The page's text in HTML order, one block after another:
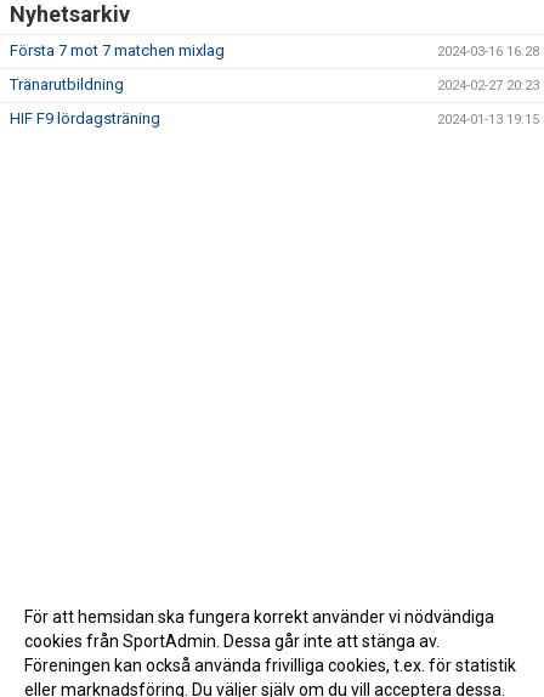
Nyhetsarkiv
Första 7 mot 7 matchen mixlag 2024-03-16 16:28
Tränarutbildning 2024-02-27 20:23
HIF F9 lördagsträning 2024-01-13 19:15
För att hemsidan ska fungera korrekt använder vi nödvändiga
cookies från SportAdmin. Dessa går inte att stänga av.
Föreningen kan också använda frivilliga cookies, t.ex. för statistik
eller marknadsföring. Du väljer själv om du vill acceptera dessa.